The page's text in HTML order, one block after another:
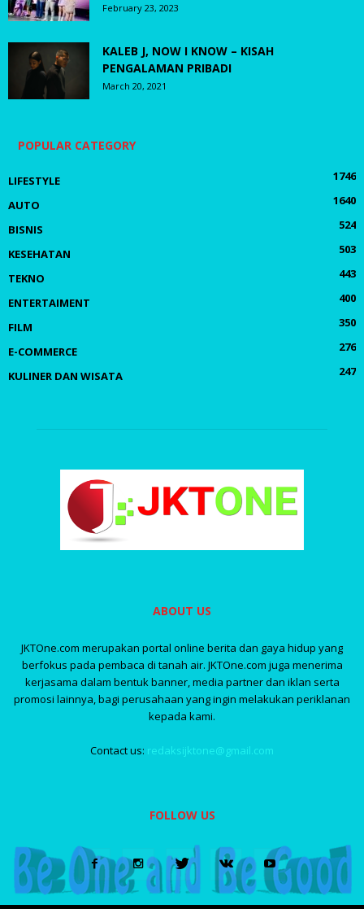
February 23, 2023
KALEB J, NOW I KNOW – KISAH
PENGALAMAN PRIBADI
March 20, 2021
POPULAR CATEGORY
LIFESTYLE
1746
AUTO
1640
BISNIS
524
KESEHATAN
503
TEKNO
443
ENTERTAIMENT
400
FILM
350
E-COMMERCE
276
KULINER DAN WISATA
247
ABOUT US
JKTOne.com merupakan portal online berita dan gaya hidup yang
berfokus pada pembaca di tanah air. JKTOne.com juga menerima
kerjasama dalam bentuk banner, media partner dan iklan serta
promosi lainnya, bagi perusahaan yang ingin melakukan periklanan
kepada kami.
Contact us: redaksijktone@gmail.com
FOLLOW US